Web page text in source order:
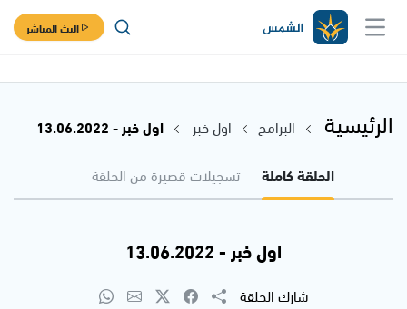
البث المباشر
الرئيسية البرامج اول خبر
اول خبر - 13.06.2022
الحلقة كاملة
تسجيلات قصيرة من الحلقة
اول خبر - 13.06.2022
شارك الحلقة